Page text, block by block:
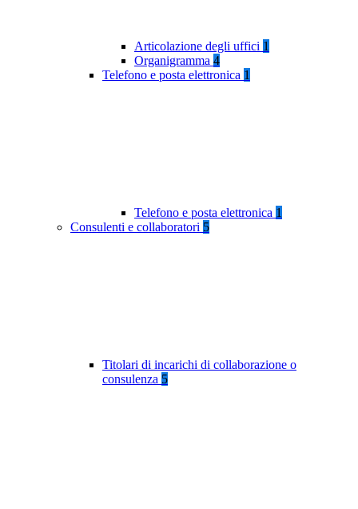
Articolazione degli uffici 1
Organigramma 4
Telefono e posta elettronica 1
Telefono e posta elettronica 1
Consulenti e collaboratori 5
Titolari di incarichi di collaborazione o
consulenza 5